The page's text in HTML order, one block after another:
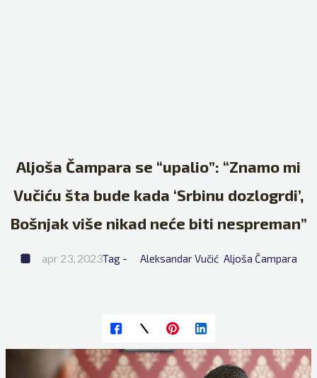
Aljoša Čampara se “upalio”: “Znamo mi
Vučiću šta bude kada ‘Srbinu dozlogrdi’,
Bošnjak više nikad neće biti nespreman”
apr 23, 2023Tag - Aleksandar Vučić Aljoša Čampara